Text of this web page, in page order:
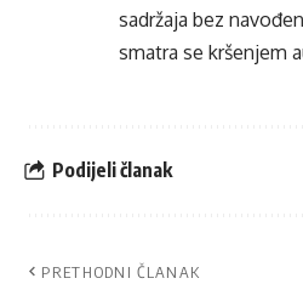
sadržaja bez
smatra se kršenjem
Podijeli članak
PRETHODNI ČLANAK